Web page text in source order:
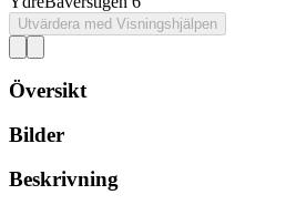
Utvärdera med Visningshjälpen
Översikt
Bilder
Beskrivning